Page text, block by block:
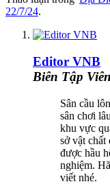
22/7/24.
Editor VNB
Biên Tập
Sân cầu
sân chơi
khu vực
sở vật
được hầu
nghiệm.
viết nhé.